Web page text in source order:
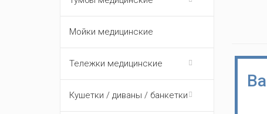
Мойки медицинские
Тележки медицинские
Кушетки / диваны / банкетки